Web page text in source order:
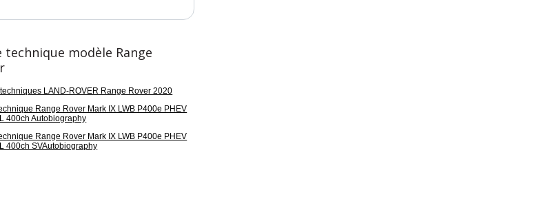
technique modèle Range
LAND-ROVER Range Rover 2020
Range Rover Mark IX LWB P400e PHEV
400ch Autobiography
Range Rover Mark IX LWB P400e PHEV
400ch SVAutobiography